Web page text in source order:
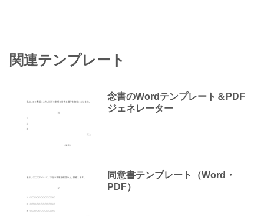
関連テンプレート
念書のWordテンプレート＆PDF
ジェネレーター
同意書テンプレート（Word・
PDF）